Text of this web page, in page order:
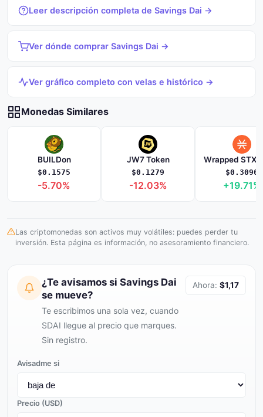
Leer descripción completa de Savings Dai →
Ver dónde comprar Savings Dai →
Ver gráfico completo con velas e histórico →
Monedas Similares
BUILDon
$0.1575
-5.70%
JW7 Token
$0.1279
-12.03%
$0.3090
+19.71%
Las criptomonedas son activos muy volátiles: puedes perder tu
inversión. Esta página es información, no asesoramiento financiero.
¿Te avisamos si Savings Dai
se mueve?
Te escribimos una sola vez, cuando
SDAI llegue al precio que marques.
Sin registro.
Ahora: $1,17
Avisadme si
Precio (USD)